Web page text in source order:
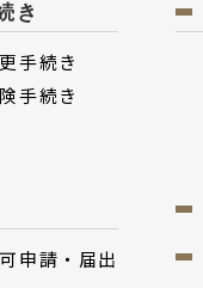
き
⼿続き
⼿続き
申請・届出